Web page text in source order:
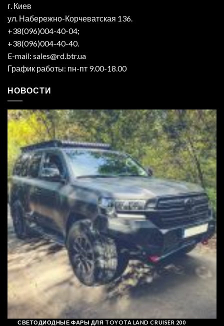
г. Киев
ул. Набережно-Корчеватская 136.
+38(096)004-40-04;
+38(096)004-40-40.
E-mail: sales@rd.btr.ua
График работы: пн-пт 9.00-18.00
НОВОСТИ
СВЕТОДИОДНЫЕ ФАРЫ ДЛЯ TOYOTA LAND CRUISER 200